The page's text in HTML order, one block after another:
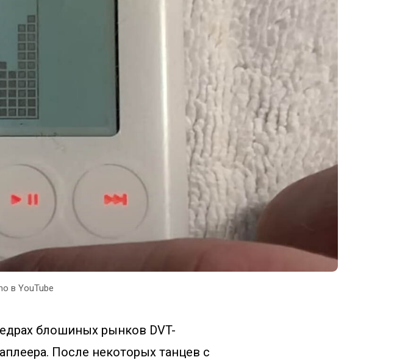
в YouTube
блошиных рынков DVT-
После некоторых танцев с